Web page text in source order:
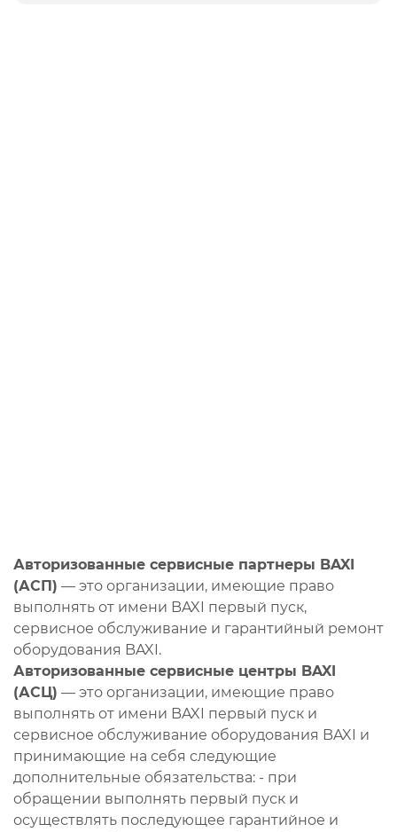
Авторизованные сервисные партнеры BAXI
(АСП) — это организации, имеющие право
выполнять от имени BAXI первый пуск,
сервисное обслуживание и гарантийный ремонт
оборудования BAXI.
Авторизованные сервисные центры BAXI
(АСЦ) — это организации, имеющие право
выполнять от имени BAXI первый пуск и
сервисное обслуживание оборудования BAXI и
принимающие на себя следующие
дополнительные обязательства: - при
обращении выполнять первый пуск и
осуществлять последующее гарантийное и